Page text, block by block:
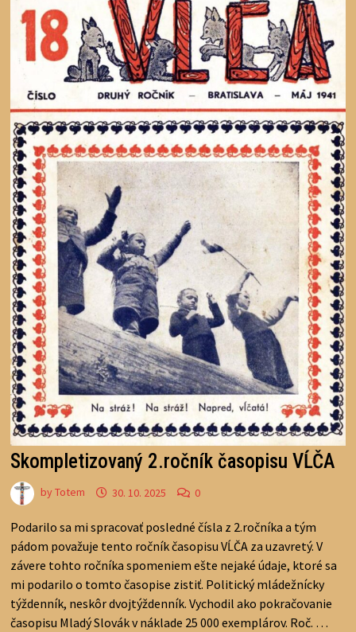
Skompletizovaný 2.ročník časopisu VĹČA
byTotem 30. 10. 2025 0
Podarilo sa mi spracovať posledné čísla z 2.ročníka a tým
pádom považuje tento ročník časopisu VĹČA za uzavretý. V
závere tohto ročníka spomeniem ešte nejaké údaje, ktoré sa
mi podarilo o tomto časopise zistiť. Politický mládežnícky
týždenník, neskôr dvojtýždenník. Vychodil ako pokračovanie
časopisu Mladý Slovák v náklade 25 000 exemplárov. Roč. …